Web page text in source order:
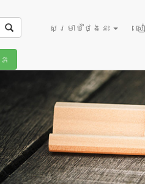
សម្រាប់ថ្ងៃនេះ
ស
ាចនៃពាក្យស